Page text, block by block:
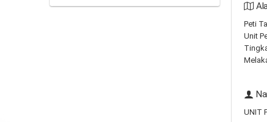
Peti
Unit
UNIT